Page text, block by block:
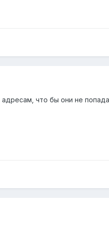
что бы они не